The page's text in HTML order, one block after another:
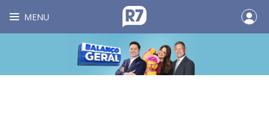
MENU